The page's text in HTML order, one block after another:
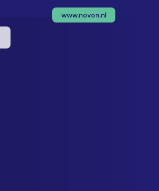
www.novon.nl